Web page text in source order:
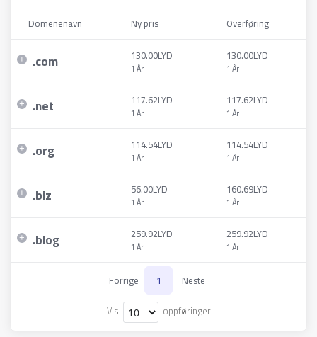
Domenenavn Ny pris Overføring
.com 130.00LYD
1 År
130.00LYD
1 År
.net 117.62LYD
1 År
117.62LYD
1 År
.org 114.54LYD
1 År
114.54LYD
1 År
.biz 56.00LYD
1 År
160.69LYD
1 År
.blog 259.92LYD
1 År
259.92LYD
1 År
Forrige 1
Neste
Vis
oppføringer